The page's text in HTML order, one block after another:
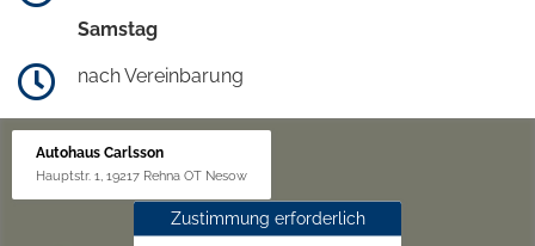
Samstag
nach Vereinbarung
Autohaus Carlsson
Hauptstr. 1, 19217 Rehna OT Nesow
Zustimmung erforderlich